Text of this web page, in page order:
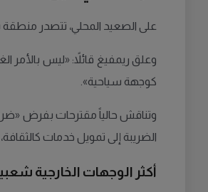
على الصعيد المحلي، تتصدر
وعلق ريمفيغ قائلاً: «ليس بالأمر
كوجهة سياحية».
وتناقش حالياً مقترحات بفرض
الضريبة إلى تمويل خدمات
أكثر الوجهات الخارجية